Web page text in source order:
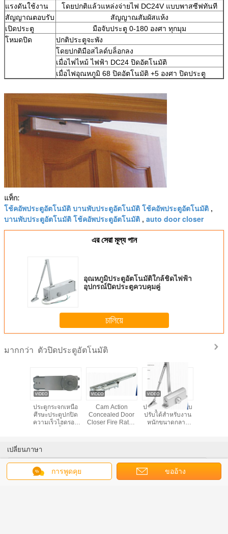
แรงดันใช้งาน
โดยปกติแล้วแหล่งจ่ายไฟ DC24V แบบพาสซีฟทันที
สัญญาณตอบรับ
สัญญาณสัมผัสแห้ง
เปิดประตู
มือจับประตู 0-180 องศา ทุกมุม
โหมดปิด
ปกติประตูจะพัง
โดยปกติมือสไลด์บล็อกลง
เมื่อไฟไหม้ ไฟฟ้า DC24 ปิดอัตโนมัติ
เมื่อไฟอุณหภูมิ 68 ปิดอัตโนมัติ +5 องศา ปิดประตู
แท็ก:
โช้คอัพประตูอัตโนมัติ บานพับประตูอัตโนมัติ โช้คอัพประตูอัตโนมัติ ,
บานพับประตูอัตโนมัติ โช้คอัพประตูอัตโนมัติ , auto door closer
এর সেরা মূল্য পান
อุณหภูมิประตูอัตโนมัติใกล้ชิดไฟฟ้า
อุปกรณ์ปิดประตูควบคุมคู่
চালিয়ে
มากกว่า ตัวปิดประตูอัตโนมัติ
ใช้งาน
าน
ประตูกระจกเหนือ
ศีรษะประตูปกปิด
ความเร็วไฮดรอลิ
Cam Action
Concealed Door
Closer Fire Rated
ประตูอัตโนมัติแบบ
ปรับได้สำหรับงาน
หนักขนาดกลาง
การพูดคุย ขออ้าง
เปลี่ยนภาษา
Thai